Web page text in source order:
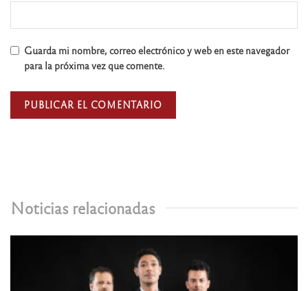
Noticias relacionadas
Guarda mi nombre, correo electrónico y web en este navegador
para la próxima vez que comente.